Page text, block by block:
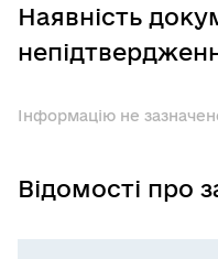
Наявність
Інформацію не
Відомості про